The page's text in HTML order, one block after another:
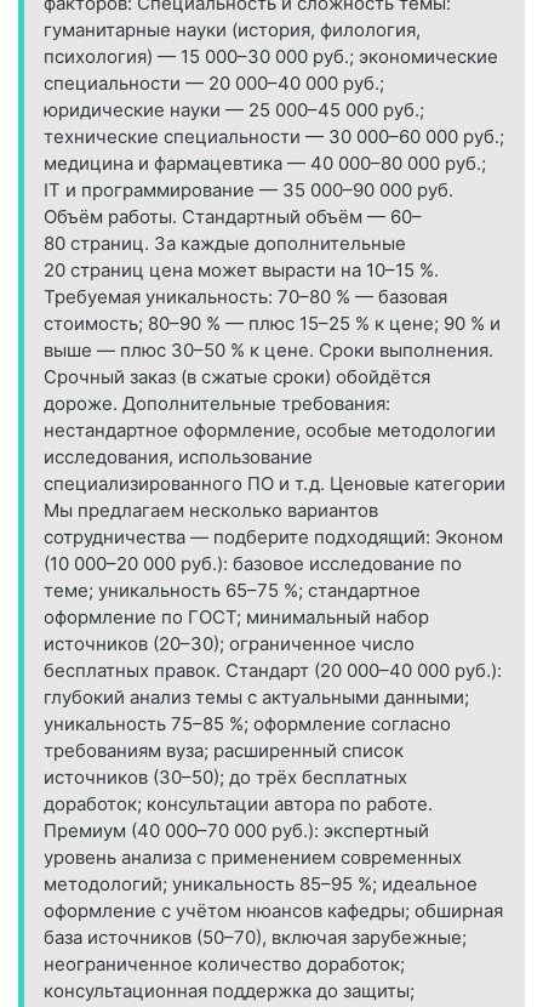
гуманитарные науки (история, филология,
психология) — 15 000–30 000 руб.; экономические
специальности — 20 000–40 000 руб.;
юридические науки — 25 000–45 000 руб.;
технические специальности — 30 000–60 000 руб.;
медицина и фармацевтика — 40 000–80 000 руб.;
IT и программирование — 35 000–90 000 руб.
Объём работы. Стандартный объём — 60–
80 страниц. За каждые дополнительные
20 страниц цена может вырасти на 10–15 %.
Требуемая уникальность: 70–80 % — базовая
стоимость; 80–90 % — плюс 15–25 % к цене; 90 % и
выше — плюс 30–50 % к цене. Сроки выполнения.
Срочный заказ (в сжатые сроки) обойдётся
дороже. Дополнительные требования:
нестандартное оформление, особые методологии
исследования, использование
специализированного ПО и т. д. Ценовые категории
Мы предлагаем несколько вариантов
сотрудничества — подберите подходящий: Эконом
(10 000–20 000 руб.): базовое исследование по
теме; уникальность 65–75 %; стандартное
оформление по ГОСТ; минимальный набор
источников (20–30); ограниченное число
бесплатных правок. Стандарт (20 000–40 000 руб.):
глубокий анализ темы с актуальными данными;
уникальность 75–85 %; оформление согласно
требованиям вуза; расширенный список
источников (30–50); до трёх бесплатных
доработок; консультации автора по работе.
Премиум (40 000–70 000 руб.): экспертный
уровень анализа с применением современных
методологий; уникальность 85–95 %; идеальное
оформление с учётом нюансов кафедры; обширная
база источников (50–70), включая зарубежные;
неограниченное количество доработок;
консультационная поддержка до защиты;